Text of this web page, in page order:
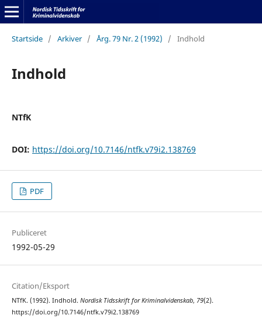
Startside / Arkiver / Årg. 79 Nr. 2 (1992) / Indhold
Indhold
NTfK
DOI: https://doi.org/10.7146/ntfk.v79i2.138769
PDF
Publiceret
1992-05-29
Citation/Eksport
NTfK. (1992). Indhold. Nordisk Tidsskrift for Kriminalvidenskab, 79(2).
https://doi.org/10.7146/ntfk.v79i2.138769